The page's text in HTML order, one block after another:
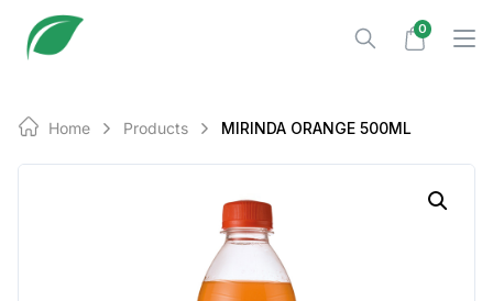
0
Home Products MIRINDA ORANGE 500ML